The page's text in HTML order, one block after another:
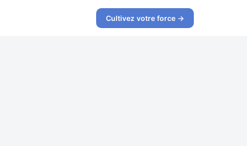
Cultivez votre force →